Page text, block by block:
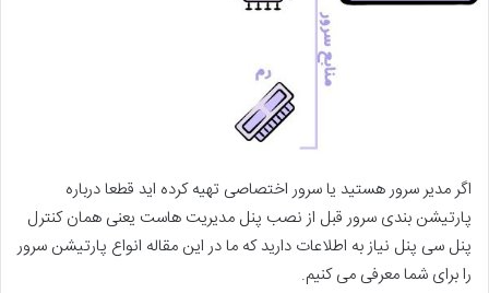
اگر مدیر سرور هستید یا سرور اختصاصی تهیه کرده اید قطعا درباره
پارتیشن بندی سرور قبل از نصب پنل مدیریت هاست یعنی همان کنترل
پنل سی پنل نیاز به اطلاعات دارید که ما در این مقاله انواع پارتیشن سرور
را برای شما معرفی می کنیم.